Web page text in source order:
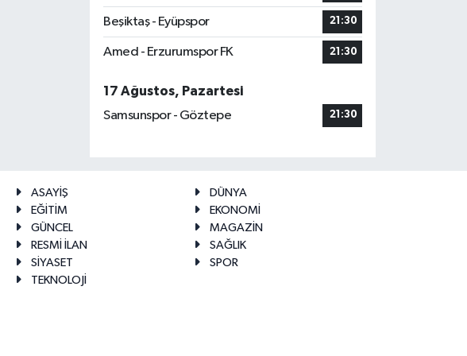
Beşiktaş - Eyüpspor 21:30
Amed - Erzurumspor FK 21:30
17 Ağustos, Pazartesi
Samsunspor - Göztepe
21:30
ASAYİŞ
DÜNYA
EĞİTİM
EKONOMİ
GÜNCEL
MAGAZİN
RESMİ İLAN
SAĞLIK
SİYASET
SPOR
TEKNOLOJİ